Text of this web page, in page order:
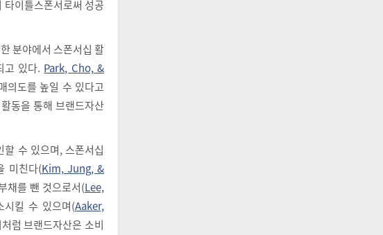
타이틀스폰서로써 성공
분야에서 스폰서십 활
고 있다. Park, Cho, &
의도를 높일 수 있다고
동을 통해 브랜드자산
수 있으며, 스폰서십
미친다(Kim, Jung, &
채를 뺀 것으로서(Lee,
시킬 수 있으며(Aaker,
럼 브랜드자산은 소비